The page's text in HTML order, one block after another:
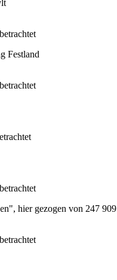
Festland
hier gezogen von 247 909